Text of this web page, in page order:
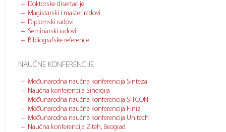
Doktorske disertacije
Magistarski i master radovi
Diplomski radovi
Seminarski radovi
Bibliografske reference
NAUČNE KONFERENCIJE
Međunarodna naučna konferencija Sinteza
Naučna konferencija Sinergija
Međunarodna naučna konferencija SITCON
Međunarodna naučna konferencija Finiz
Međunarodna naučna konferencija Unitech
Naučna konferencija Ziteh, Beograd